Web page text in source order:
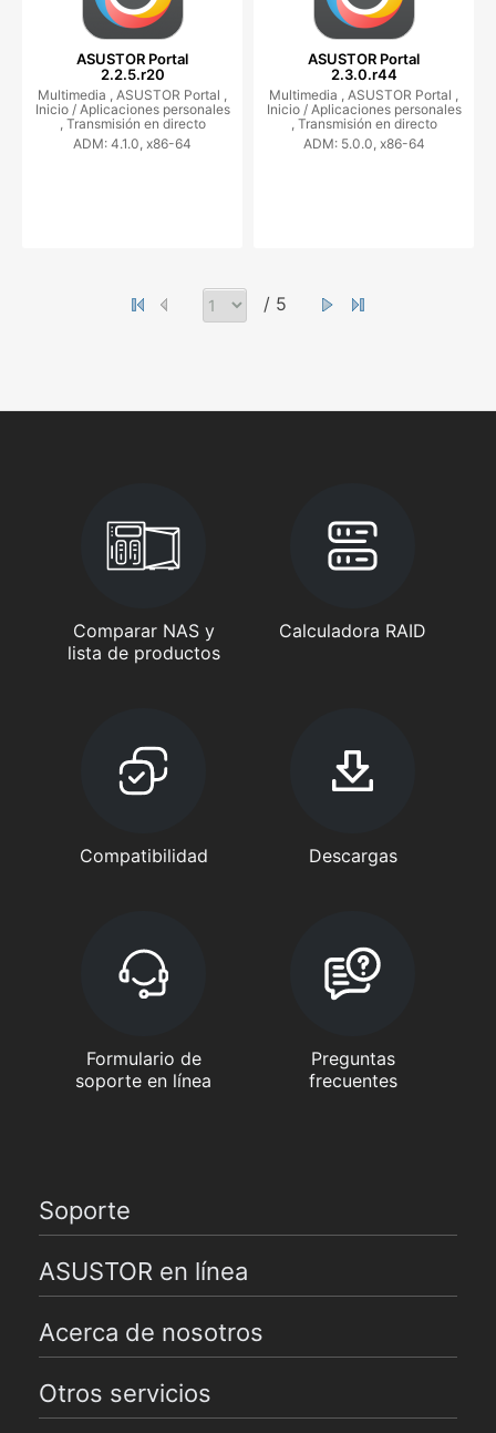
ASUSTOR Portal
2.2.5.r20
Multimedia , ASUSTOR Portal ,
Inicio / Aplicaciones personales
Transmisión en directo
ADM: 4.1.0, x86-64
ASUSTOR Portal
2.3.0.r44
Multimedia , ASUSTOR Portal ,
Inicio / Aplicaciones personales
Transmisión en directo
ADM: 5.0.0, x86-64
/ 5
Comparar NAS y
lista de productos
Calculadora RAID
Compatibilidad Descargas
Formulario de
soporte en línea
Preguntas
frecuentes
Soporte
ASUSTOR en línea
Acerca de nosotros
Otros servicios